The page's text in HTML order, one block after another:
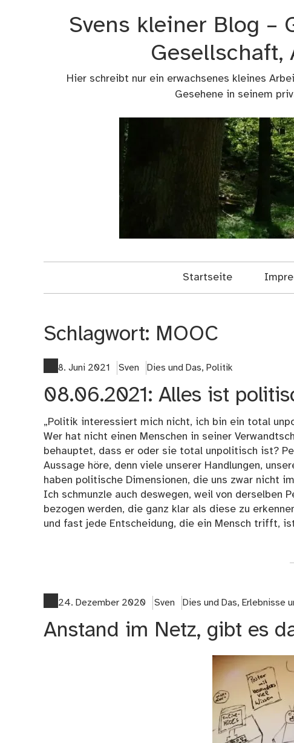
Svens kleiner Blog –
Gesellschaft,
Hier schreibt nur ein erwachsenes kleines
Gesehene in seinem
Startseite
Schlagwort: MOOC
8. Juni 2021 Sven Dies und Das, Politik
08.06.2021: Alles ist
„Politik interessiert mich nicht, ich bin ein total
Wer hat nicht einen Menschen in seiner
behauptet, dass er oder sie total unpolitisch ist?
Aussage höre, denn viele unserer Handlungen,
haben politische Dimensionen, die uns zwar nicht
Ich schmunzle auch deswegen, weil von derselben
bezogen werden, die ganz klar als diese zu
und fast jede Entscheidung, die ein Mensch trifft,
24. Dezember 2020 Sven Dies und Das, Erlebnisse
Anstand im Netz, gibt es